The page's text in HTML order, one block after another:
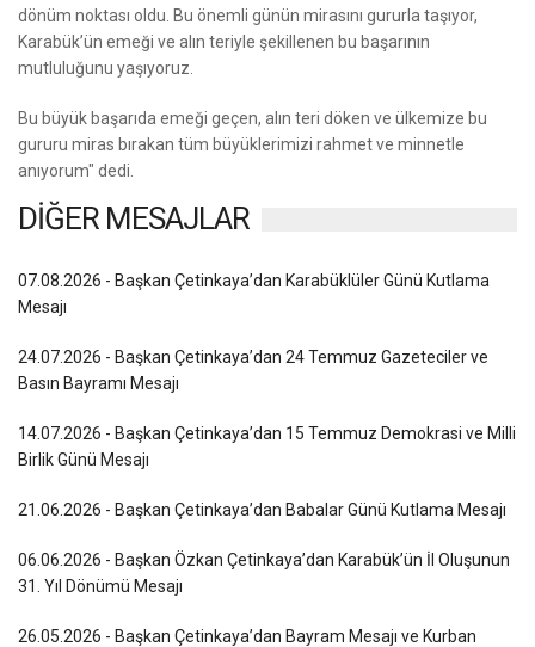
dönüm noktası oldu. Bu önemli günün mirasını gururla taşıyor,
Karabük’ün emeği ve alın teriyle şekillenen bu başarının
mutluluğunu yaşıyoruz.
Bu büyük başarıda emeği geçen, alın teri döken ve ülkemize bu
gururu miras bırakan tüm büyüklerimizi rahmet ve minnetle
anıyorum" dedi.
DİĞER MESAJLAR
07.08.2026 - Başkan Çetinkaya’dan Karabüklüler Günü Kutlama
Mesajı
24.07.2026 - Başkan Çetinkaya’dan 24 Temmuz Gazeteciler ve
Basın Bayramı Mesajı
14.07.2026 - Başkan Çetinkaya’dan 15 Temmuz Demokrasi ve Milli
Birlik Günü Mesajı
21.06.2026 - Başkan Çetinkaya’dan Babalar Günü Kutlama Mesajı
06.06.2026 - Başkan Özkan Çetinkaya’dan Karabük’ün İl Oluşunun
31. Yıl Dönümü Mesajı
26.05.2026 - Başkan Çetinkaya’dan Bayram Mesajı ve Kurban